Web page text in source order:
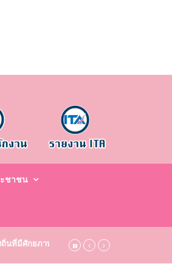
ชาชน
นที่มีศักยภาพสูง ระดับชมเชย (Bronze)" ประจำ